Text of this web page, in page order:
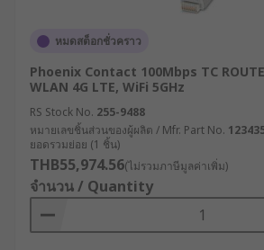
ใช้เพียงเพื่อส่งต่อ IP แพ็กเก็ตระหว่างคอ
อินเทอร์เน็ต แต่ในธุรกิจขนาดใหญ่จะต้อ
ระดับองค์กรที่มีความสามารถมากกว่า เ
ในพื้นที่กว้างหรือ WAN (Wide Area
ข้อมูลอาจต้องผ่านเราเตอร์หลายตัวก่อน
IP สุดท้าย
หลักการทำงานของเ
อินเทอร์เน็ต
หมดสต็อกชั่วคราว
Phoenix Contact 100Mbps TC
WLAN 4G LTE, WiFi 5GHz
RS Stock No. 255-9488
หมายเลขชิ้นส่วนของผู้ผลิต / Mfr. Part No.
ยอดรวมย่อย (1 ชิ้น)
THB55,974.56(ไม่รวมภาษีมูลค่าเพิ่ม)
จำนวน / Quantity